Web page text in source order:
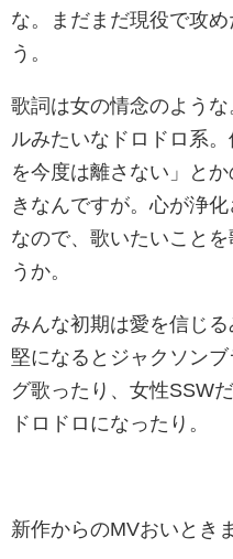
な。まだまだ現役で攻
う。
歌詞は女の情念のよう
ルみたいなドロドロ系
を今度は離さない」と
きなんですが。心が浄
なので、歌いたいこと
うか。
みんな初期は愛を信じ
堅になるとジャクソン
グ歌ったり、女性SSW
ドロドロになったり。
新作からのMVおいとき